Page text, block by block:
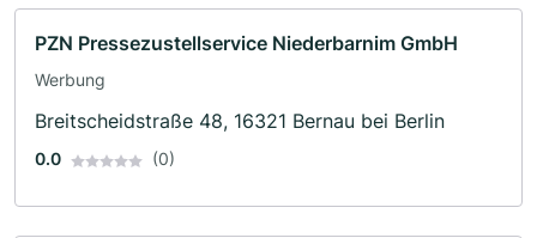
PZN Pressezustellservice Niederbarnim GmbH
Werbung
Breitscheidstraße 48, 16321 Bernau bei Berlin
0.0 (0)